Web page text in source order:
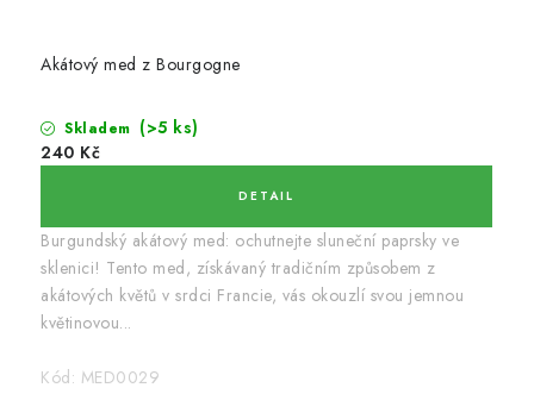
Akátový med z Bourgogne
Skladem (>5 ks)
240 Kč
Burgundský akátový med: ochutnejte sluneční paprsky ve
sklenici! Tento med, získávaný tradičním způsobem z
akátových květů v srdci Francie, vás okouzlí svou jemnou
květinovou...
Kód: MED0029